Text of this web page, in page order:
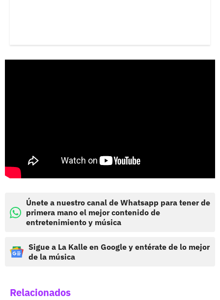
Únete a nuestro canal de Whatsapp para tener de
primera mano el mejor contenido de
entretenimiento y música
Sigue a La Kalle en Google y entérate de lo mejor
de la música
Relacionados